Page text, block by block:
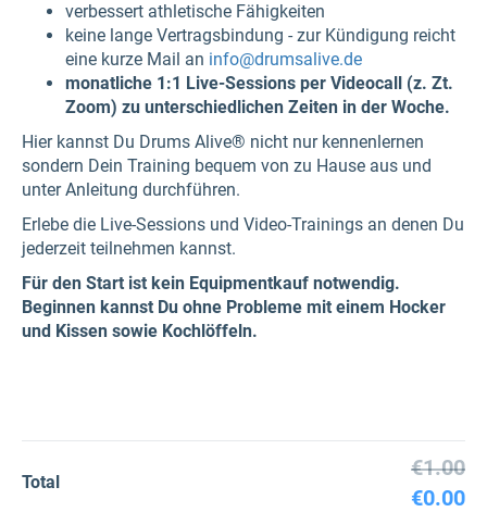
verbessert athletische Fähigkeiten
keine lange Vertragsbindung - zur Kündigung reicht
eine kurze Mail an info@drumsalive.de
monatliche 1:1 Live-Sessions per Videocall (z. Zt.
Zoom) zu unterschiedlichen Zeiten in der Woche.
Hier kannst Du Drums Alive® nicht nur kennenlernen
sondern Dein Training bequem von zu Hause aus und
unter Anleitung durchführen.
Erlebe die Live-Sessions und Video-Trainings an denen Du
jederzeit teilnehmen kannst.
Für den Start ist kein Equipmentkauf notwendig.
Beginnen kannst Du ohne Probleme mit einem Hocker
und Kissen sowie Kochlöffeln.
Total
€1.00
€0.00